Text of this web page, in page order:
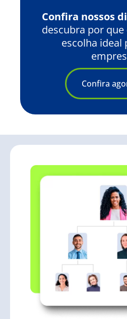
Confira nossos
descubra por que
escolha ideal
Confira